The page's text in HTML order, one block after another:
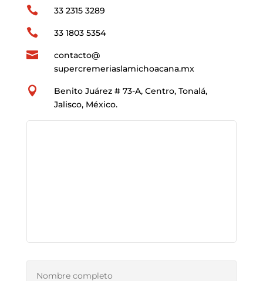
 33 2315 3289
 33 1803 5354

contacto@
supercremeriaslamichoacana.mx

Benito Juárez # 73-A, Centro, Tonalá,
Jalisco, México.